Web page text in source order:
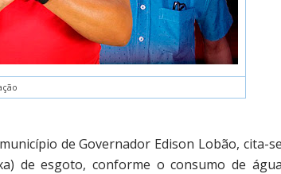
de Governador Edison Lobão, cita-
de esgoto, conforme o consumo de